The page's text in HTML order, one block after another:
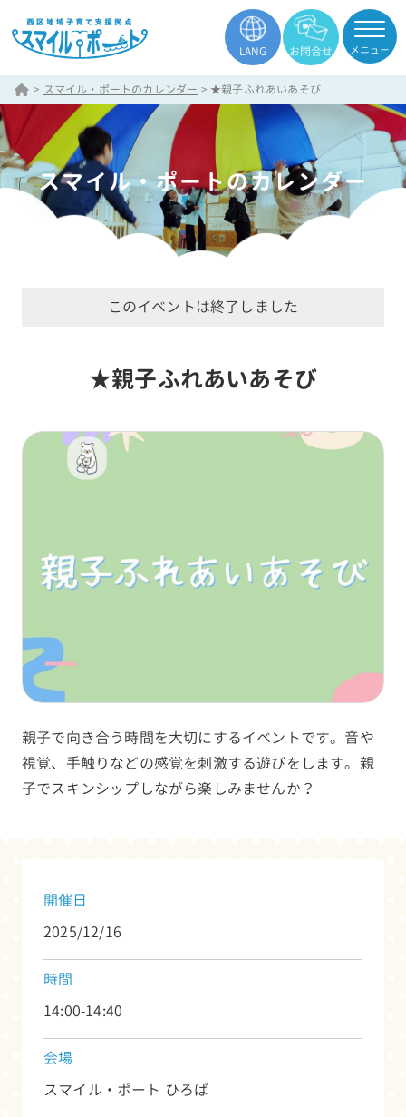
LANG お問合せ メニュー
> スマイル・ポートのカレンダー > ★親子ふれあいあそび
スマイル・ポートのカレンダー
このイベントは終了しました
★親子ふれあいあそび
親子で向き合う時間を大切にするイベントです。音や
視覚、手触りなどの感覚を刺激する遊びをします。親
子でスキンシップしながら楽しみませんか？
開催日
2025/12/16
時間
14:00-14:40
会場
スマイル・ポート ひろば